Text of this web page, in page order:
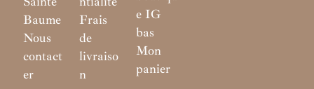
Baume
Nous
contact
er
Frais
de
livraiso
n
e IG
bas
Mon
panier